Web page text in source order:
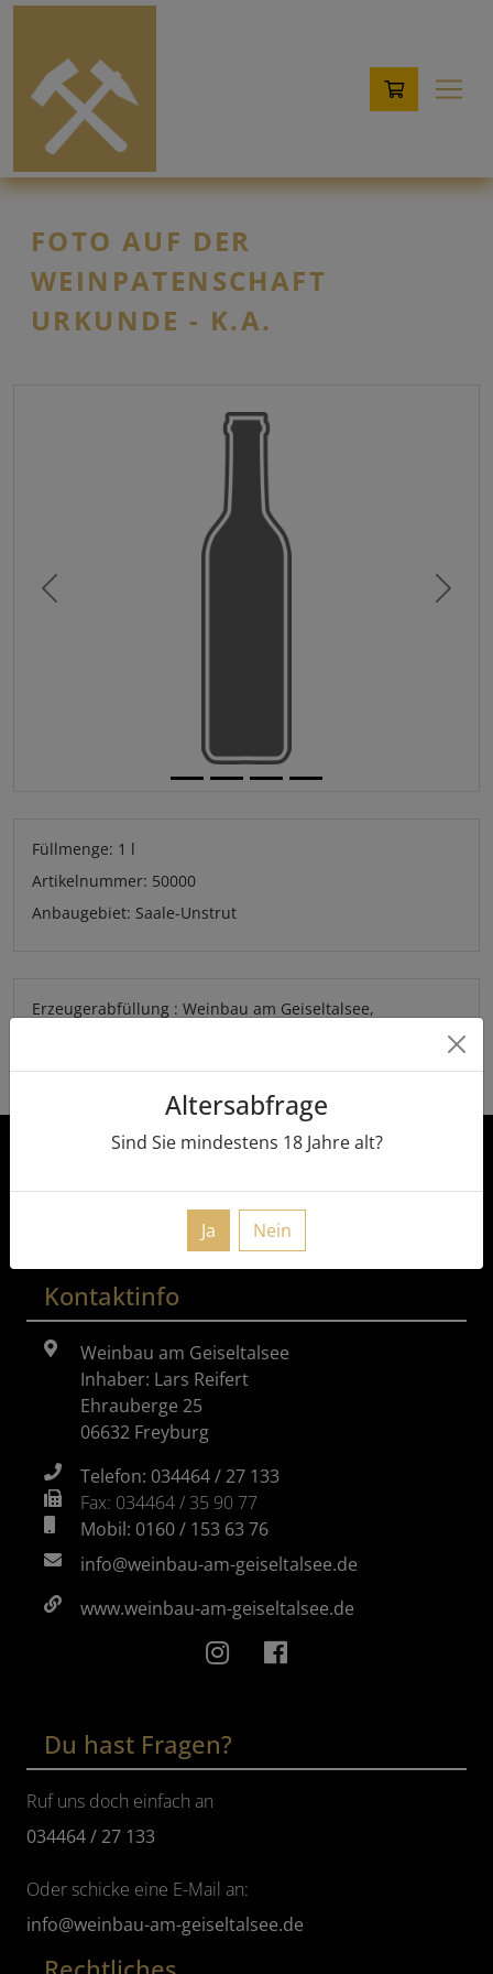
Altersabfrage
Sind Sie mindestens 18Jahre alt?
Ja Nein
FOTO AUF DER
WEINPATENSCHAFT
URKUNDE - K.A.
Previous Next
Füllmenge: 1 l
Artikelnummer: 50000
Anbaugebiet: Saale-Unstrut
Erzeugerabfüllung : Weinbau am Geiseltalsee,
Vertrag widerrufen
Kontaktinfo
Weinbau am Geiseltalsee
Inhaber: Lars Reifert
Ehrauberge 25
06632 Freyburg
Telefon: 034464 / 27 133
Fax: 034464 / 35 90 77
Mobil: 0160 / 153 63 76
info@weinbau-am-geiseltalsee.de
www.weinbau-am-geiseltalsee.de
Du hast Fragen?
Ruf uns doch einfach an
034464 / 27 133
Oder schicke eine E-Mail an:
info@weinbau-am-geiseltalsee.de